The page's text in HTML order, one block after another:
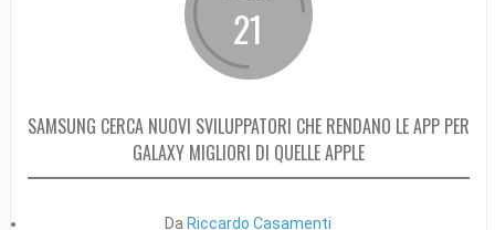
21
SAMSUNG CERCA NUOVI SVILUPPATORI CHE RENDANO LE APP PER
GALAXY MIGLIORI DI QUELLE APPLE
Da Riccardo Casamenti